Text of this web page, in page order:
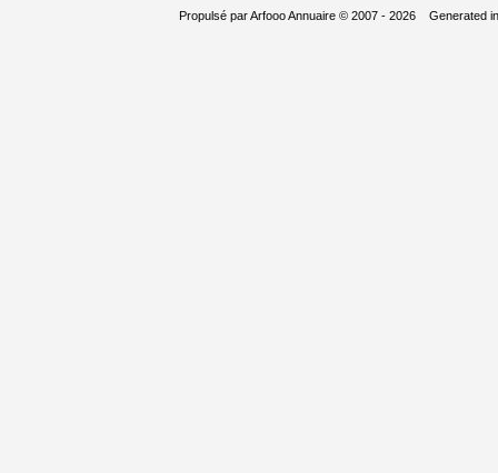
Propulsé parArfooo Annuaire© 2007 - 2026 Generated